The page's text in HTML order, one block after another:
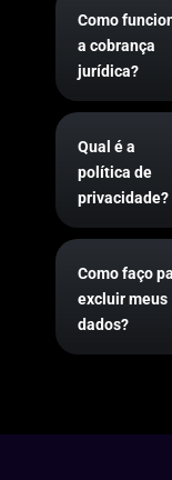
Como
a cobrança
jurídica?
Qual é a
política de
privacidade?
Como faço
excluir meus
dados?